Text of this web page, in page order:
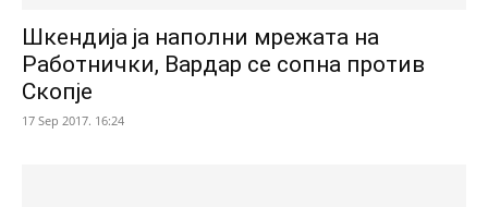
Шкендија ја наполни мрежата на
Работнички, Вардар се сопна против
Скопје
17 Sep 2017. 16:24